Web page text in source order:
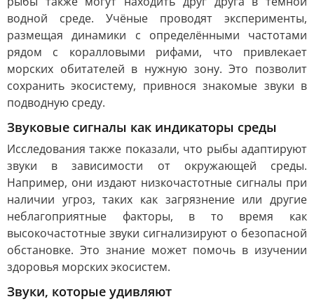
водной среде. Учёные проводят эксперименты,
размещая динамики с определёнными частотами
рядом с коралловыми рифами, что привлекает
морских обитателей в нужную зону. Это позволит
сохранить экосистему, привнося знакомые звуки в
подводную среду.
Звуковые сигналы как индикаторы среды
Исследования также показали, что рыбы адаптируют
звуки в зависимости от окружающей среды.
Например, они издают низкочастотные сигналы при
наличии угроз, таких как загрязнение или другие
неблагоприятные факторы, в то время как
высокочастотные звуки сигнализируют о безопасной
обстановке. Это знание может помочь в изучении
здоровья морских экосистем.
Звуки, которые удивляют